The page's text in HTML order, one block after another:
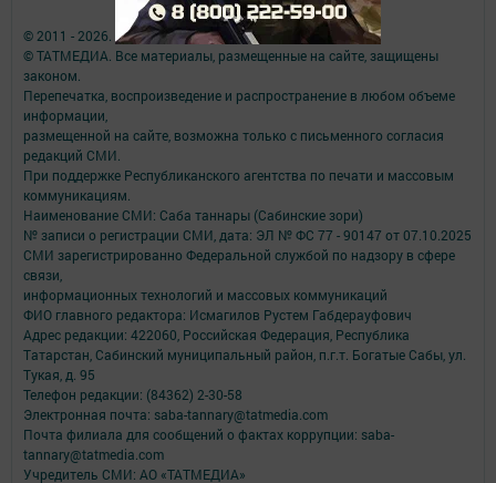
© 2011 - 2026. Саба таңнары. Все права защищены.
© ТАТМЕДИА. Все материалы, размещенные на сайте, защищены
законом.
Перепечатка, воспроизведение и распространение в любом объеме
информации,
размещенной на сайте, возможна только с письменного согласия
редакций СМИ.
При поддержке Республиканского агентства по печати и массовым
коммуникациям.
Наименование СМИ: Саба таннары (Сабинские зори)
№ записи о регистрации СМИ, дата: ЭЛ № ФС 77 - 90147 от 07.10.2025
СМИ зарегистрированно Федеральной службой по надзору в сфере
связи,
информационных технологий и массовых коммуникаций
ФИО главного редактора: Исмагилов Рустем Габдерауфович
Адрес редакции: 422060, Российская Федерация, Республика
Татарстан, Сабинский муниципальный район, п.г.т. Богатые Сабы, ул.
Тукая, д. 95
Телефон редакции: (84362) 2-30-58
Электронная почта: saba-tannary@tatmedia.com
Почта филиала для сообщений о фактах коррупции: saba-
tannary@tatmedia.com
Учредитель СМИ: АО «ТАТМЕДИА»